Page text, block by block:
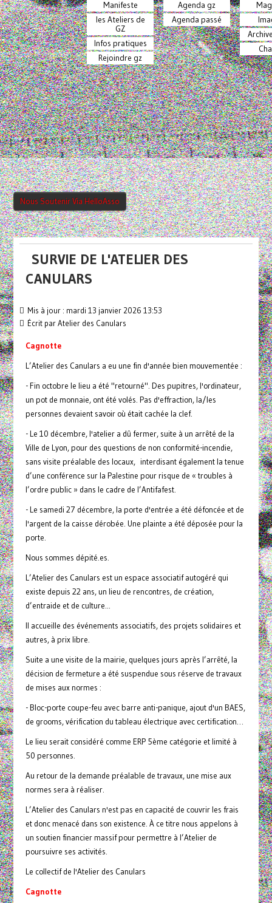
Manifeste
les Ateliers de
GZ
Infos pratiques
Rejoindre gz
Agenda gz
Agenda passé
Nous Soutenir Via HelloAsso
SURVIE DE L'ATELIER DES
CANULARS
Mis à jour : mardi 13 janvier 2026 13:53
Écrit parAtelier des Canulars
Cagnotte
L’Atelier des Canulars a eu une fin d'année bien mouvementée :
- Fin octobre le lieu a été "retourné". Des pupitres, l'ordinateur,
un pot de monnaie, ont été volés. Pas d'effraction, la/les
personnes devaient savoir où était cachée la clef.
- Le 10 décembre, l'atelier a dû fermer, suite à un arrêté de la
Ville de Lyon, pour des questions de non conformité-incendie,
sans visite préalable des locaux, interdisant également la tenue
d’une conférence sur la Palestine pour risque de « troubles à
l’ordre public » dans le cadre de l’Antifafest.
- Le samedi 27 décembre, la porte d'entrée a été défoncée et de
l'argent de la caisse dérobée. Une plainte a été déposée pour la
porte.
Nous sommes dépité.es.
L’Atelier des Canulars est un espace associatif autogéré qui
existe depuis 22 ans, un lieu de rencontres, de création,
d’entraide et de culture...
Il accueille des événements associatifs, des projets solidaires et
autres, à prix libre.
Suite a une visite de la mairie, quelques jours après l’arrêté, la
décision de fermeture a été suspendue sous réserve de travaux
de mises aux normes :
- Bloc-porte coupe-feu avec barre anti-panique, ajout d'un BAES,
de grooms, vérification du tableau électrique avec certification…
Le lieu serait considéré comme ERP 5ème catégorie et limité à
50 personnes.
Au retour de la demande préalable de travaux, une mise aux
normes sera à réaliser.
L’Atelier des Canulars n'est pas en capacité de couvrir les frais
et donc menacé dans son existence. À ce titre nous appelons à
un soutien financier massif pour permettre à l’Atelier de
poursuivre ses activités.
Le collectif de l'Atelier des Canulars
Cagnotte